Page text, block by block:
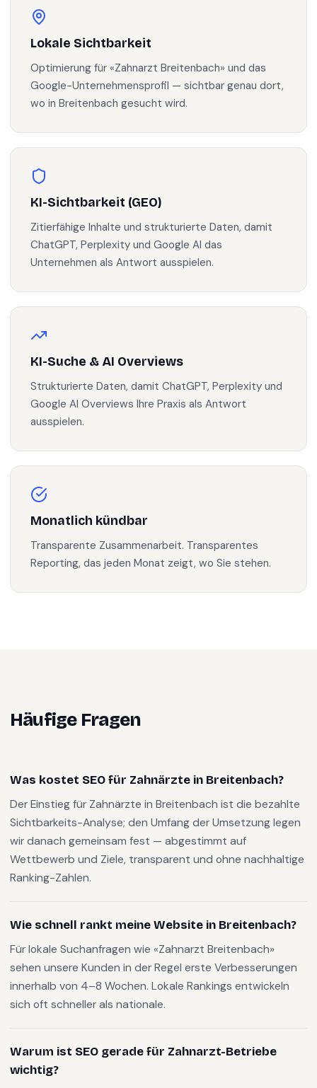
Lokale Sichtbarkeit
Optimierung für «Zahnarzt Breitenbach» und das
Google-Unternehmensprofil — sichtbar genau dort,
wo in Breitenbach gesucht wird.
KI-Sichtbarkeit (GEO)
Zitierfähige Inhalte und strukturierte Daten, damit
ChatGPT, Perplexity und Google AI das
Unternehmen als Antwort ausspielen.
KI-Suche & AI Overviews
Strukturierte Daten, damit ChatGPT, Perplexity und
Google AI Overviews Ihre Praxis als Antwort
ausspielen.
Monatlich kündbar
Transparente Zusammenarbeit. Transparentes
Reporting, das jeden Monat zeigt, wo Sie stehen.
Häufige Fragen
Was kostet SEO für Zahnärzte in Breitenbach?
Der Einstieg für Zahnärzte in Breitenbach ist die bezahlte
Sichtbarkeits-Analyse; den Umfang der Umsetzung legen
wir danach gemeinsam fest — abgestimmt auf
Wettbewerb und Ziele, transparent und ohne nachhaltige
Ranking-Zahlen.
Wie schnell rankt meine Website in Breitenbach?
Für lokale Suchanfragen wie «Zahnarzt Breitenbach»
sehen unsere Kunden in der Regel erste Verbesserungen
innerhalb von 4–8 Wochen. Lokale Rankings entwickeln
sich oft schneller als nationale.
Warum ist SEO gerade für Zahnarzt-Betriebe
wichtig?